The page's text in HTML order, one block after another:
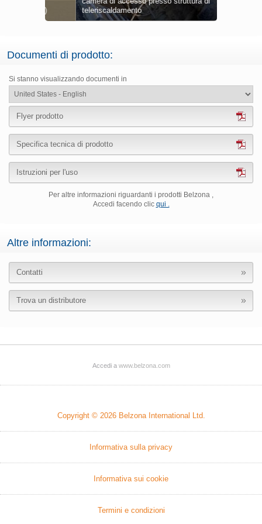
teleriscaldamento
Documenti di prodotto:
Si stanno visualizzando documenti in
Flyer prodotto
Specifica tecnica di prodotto
Istruzioni per l'uso
Per altre informazioni riguardanti i prodotti Belzona ,
Accedi facendo clic qui .
Altre informazioni:
Contatti
Trova un distributore
Accedi a www.belzona.com
Copyright © 2026 Belzona International Ltd.
Informativa sulla privacy
Informativa sui cookie
Termini e condizioni